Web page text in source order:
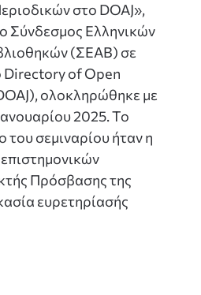
στο DOAJ»,
Σύνδεσμος Ελληνικών
(ΣΕΑΒ) σε
Directory of Open
ολοκληρώθηκε με
2025. Το
του σεμιναρίου ήταν η
Πρόσβασης της
ευρετηρίασής